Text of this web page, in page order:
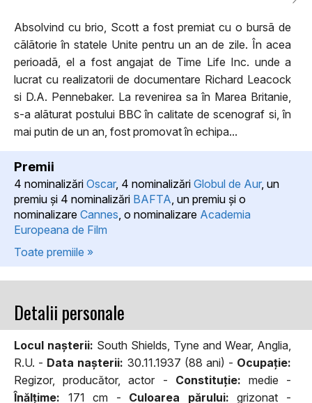
Absolvind cu brio, Scott a fost premiat cu o bursã de
cãlãtorie în statele Unite pentru un an de zile. În acea
perioadã, el a fost angajat de Time Life Inc. unde a
lucrat cu realizatorii de documentare Richard Leacock
si D.A. Pennebaker. La revenirea sa în Marea Britanie,
s-a alãturat postului BBC în calitate de scenograf si, în
mai putin de un an, fost promovat în echipa...
Premii
4 nominalizări Oscar, 4 nominalizări Globul de Aur, un
premiu şi 4 nominalizări BAFTA , un premiu şi o
nominalizare Cannes , o nominalizare Academia
Europeana de Film
Toate premiile »
Detalii personale
Locul naşterii: South Shields, Tyne and Wear, Anglia,
R.U. - Data naşterii: 30.11.1937 (88 ani) - Ocupaţie:
Regizor, producător, actor - Constituţie: medie -
Înălţime: 171 cm - Culoarea părului: grizonat -